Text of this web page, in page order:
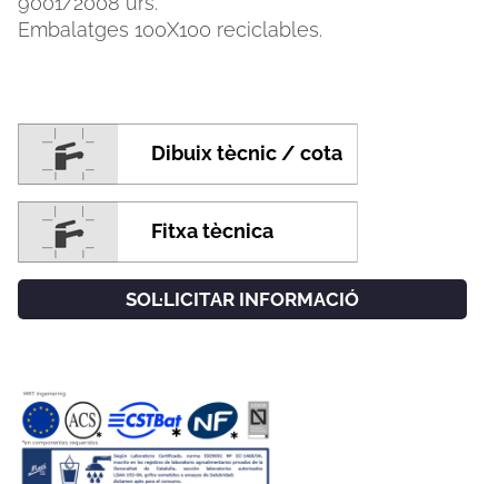
Embalatges 100X100 reciclables.
Dibuix tècnic / cota
Fitxa tècnica
SOL·LICITAR INFORMACIÓ